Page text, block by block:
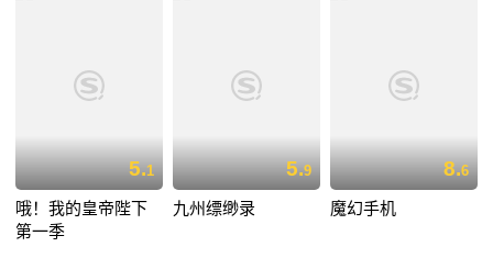
5.1
哦！我的皇帝陛下
第一季
5.9
九州缥缈录
8.6
魔幻手机